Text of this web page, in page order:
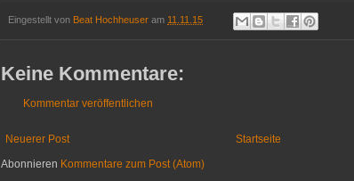
Eingestellt von Beat Hochheuser am 11.11.15
Keine Kommentare:
Kommentar veröffentlichen
Neuerer Post
Startseite
Abonnieren Kommentare zum Post (Atom)